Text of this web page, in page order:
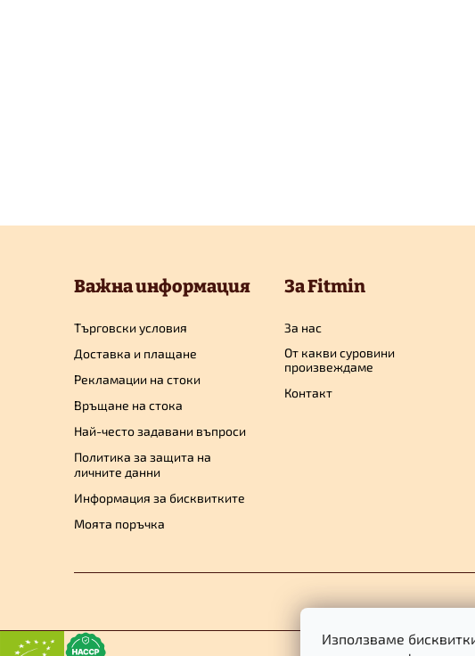
Използваме
Важна информация
Търговски условия
Доставка и плащане
Рекламации на стоки
Връщане на стока
Най-често задавани въпроси
Политика за защита на
личните данни
Информация за бисквитките
Моята поръчка
За Fitmin
За нас
От какви суровини
произвеждаме
Контакт